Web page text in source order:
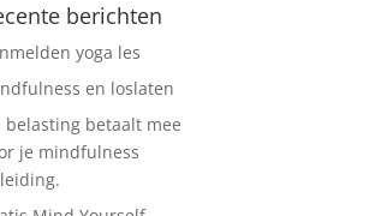
berichten
yoga les
en loslaten
belasting betaalt mee
je mindfulness